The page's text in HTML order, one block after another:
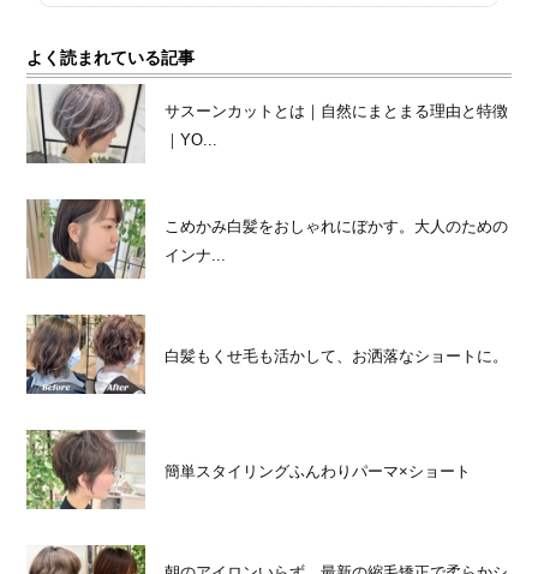
よく読まれている記事
サスーンカットとは｜自然にまとまる理由と特徴
｜YO...
こめかみ白髪をおしゃれにぼかす。大人のための
インナ...
白髪もくせ毛も活かして、お洒落なショートに。
簡単スタイリングふんわりパーマ×ショート